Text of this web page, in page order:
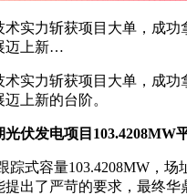
实力斩获项目大单，成
迈上新…
实力斩获项目大单，成
上新的台阶。
伏发电项目103.4208MW
踪式容量103.4208MW，
出了严苛的要求，最终